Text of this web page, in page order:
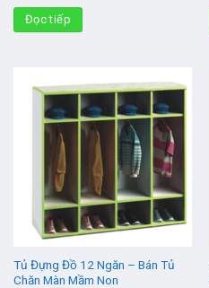
Đọc tiếp
Tủ Đựng Đồ 12 Ngăn – Bán Tủ
Chăn Màn Mầm Non